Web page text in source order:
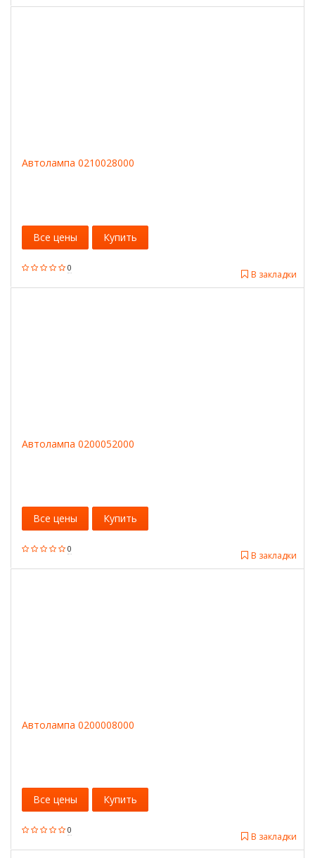
Автолампа 0210028000
0
В закладки
Все цены Купить
Автолампа 0200052000
0
В закладки
Все цены Купить
Автолампа 0200008000
0
В закладки
Все цены Купить